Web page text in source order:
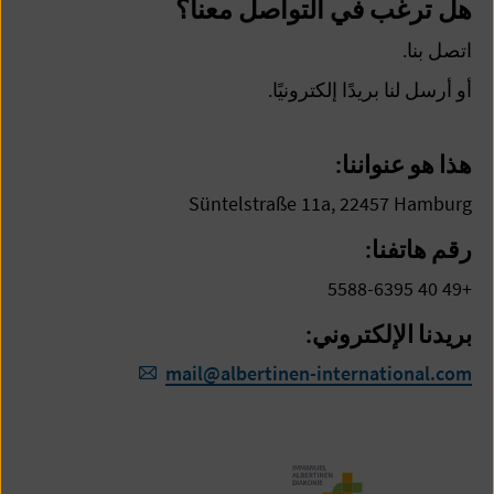
هل ترغب في التواصل معنا؟
اتصل بنا.
أو أرسل لنا بريدًا إلكترونيًا.
هذا هو عنواننا:
Süntelstraße 11a, 22457 Hamburg
رقم هاتفنا:
+49 40 5588-6395
بريدنا الإلكتروني:
mail@albertinen-international.com